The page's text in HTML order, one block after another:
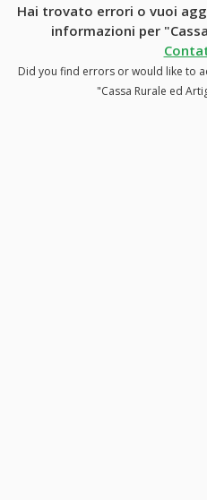
Hai trovato errori o vuoi
informazioni per
Did you find errors or would like to
"Cassa Rurale ed